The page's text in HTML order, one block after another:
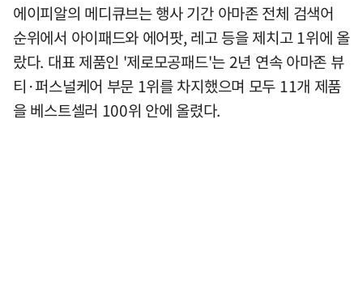
에이피알의 메디큐브는 행사 기간 아마존 전체 검색어
순위에서 아이패드와 에어팟, 레고 등을 제치고 1위에 올
랐다. 대표 제품인 '제로모공패드'는 2년 연속 아마존 뷰
티·퍼스널케어 부문 1위를 차지했으며 모두 11개 제품
을 베스트셀러 100위 안에 올렸다.